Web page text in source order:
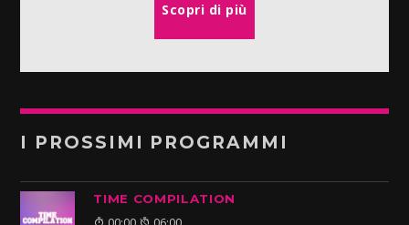
Scopri di più
I PROSSIMI PROGRAMMI
TIME COMPILATION